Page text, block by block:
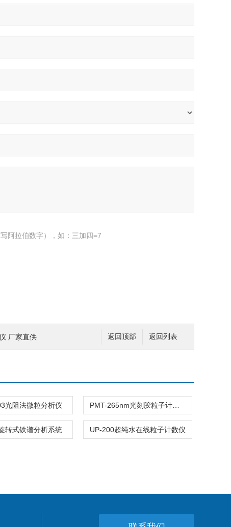
阿拉伯数字），如：三加四=7
返回列表
返回顶部
厂家直供
光阻法微粒分析仪
转式铁谱分析系统 UP-200超纯水在线粒子计数仪